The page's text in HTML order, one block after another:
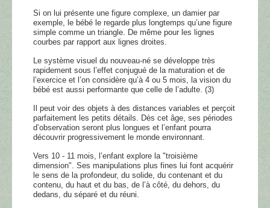
Si on lui présente une figure complexe, un damier par
exemple, le bébé le regarde plus longtemps qu’une figure
simple comme un triangle. De même pour les lignes
courbes par rapport aux lignes droites.
Le système visuel du nouveau-né se développe très
rapidement sous l’effet conjugué de la maturation et de
l’exercice et l’on considère qu’à 4 ou 5 mois, la vision du
bébé est aussi performante que celle de l’adulte. (3)
Il peut voir des objets à des distances variables et perçoit
parfaitement les petits détails. Dès cet âge, ses périodes
d’observation seront plus longues et l’enfant pourra
découvrir progressivement le monde environnant.
Vers 10 - 11 mois, l’enfant explore la "troisième
dimension". Ses manipulations plus fines lui font acquérir
le sens de la profondeur, du solide, du contenant et du
contenu, du haut et du bas, de l’à côté, du dehors, du
dedans, du séparé et du réuni.